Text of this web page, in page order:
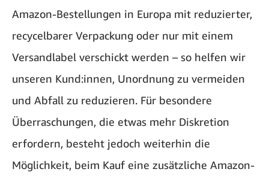
Amazon-Bestellungen in Europa mit reduzierter,
recycelbarer Verpackung oder nur mit einem
Versandlabel verschickt werden – so helfen wir
unseren Kund:innen, Unordnung zu vermeiden
und Abfall zu reduzieren. Für besondere
Überraschungen, die etwas mehr Diskretion
erfordern, besteht jedoch weiterhin die
Möglichkeit, beim Kauf eine zusätzliche Amazon-